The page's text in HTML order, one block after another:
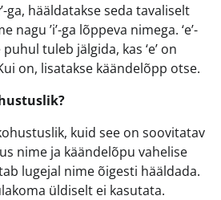
ga, hääldatakse seda tavaliselt
nagu ’i’-ga lõppeva nimega. ‘e’-
tuleb jälgida, kas ‘e’ on
on, lisatakse käändelõpp otse.
kuid see on soovitatav
nime ja käändelõpu vahelise
lugejal nime õigesti hääldada.
üldiselt ei kasutata.